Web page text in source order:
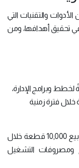
والتقنيات التي
في تحقيق أهدافها، ومن
لخطط وبرامج الإدارة،
خلال فترة زمنية
مثال: تضع شركة التصنيع ميزانيةً تتوقَّع فيها بيع 10,000 قطعة خلال
ومصروفات التشغيل